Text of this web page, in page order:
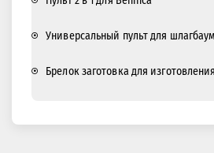
Универсальный пульт для
Брелок заготовка для